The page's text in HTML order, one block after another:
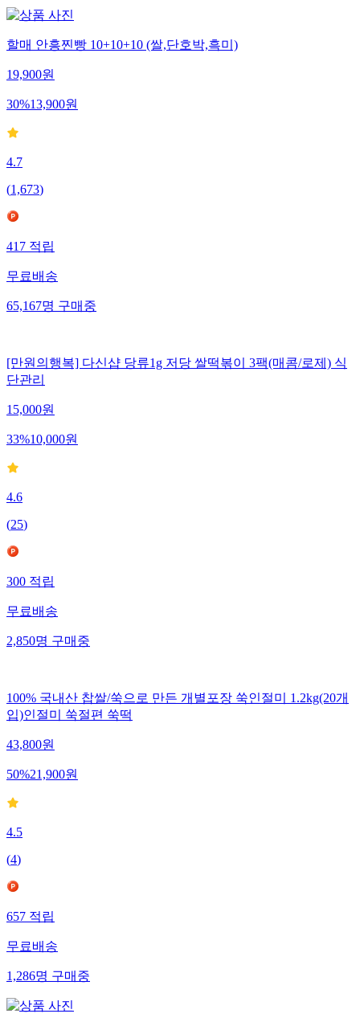
할매 안흥찐빵 10+10+10 (쌀,단호박,흑미)
19,900원
30%13,900원
4.7
(1,673)
417 적립
무료배송
65,167명 구매중
[만원의행복] 다신샵 당류1g 저당 쌀떡볶이 3팩(매콤/로제) 식
단관리
15,000원
33%10,000원
4.6
(25)
300적립
무료배송
2,850명구매중
100% 국내산 찹쌀/쑥으로 만든 개별포장 쑥인절미 1.2kg(20개
입)인절미 쑥절편 쑥떡
43,800원
50%21,900원
4.5
(4)
657적립
무료배송
1,286명구매중